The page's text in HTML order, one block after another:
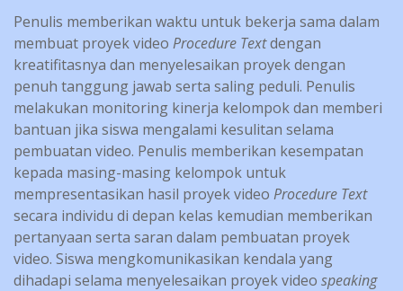
Penulis memberikan waktu untuk bekerja sama dalam
membuat proyek video Procedure Textdengan
kreatifitasnya dan menyelesaikan proyek dengan
penuh tanggung jawab serta saling peduli. Penulis
melakukan monitoring kinerja kelompok dan memberi
bantuan jika siswa mengalami kesulitan selama
pembuatan video. Penulis memberikan kesempatan
kepada masing-masing kelompok untuk
mempresentasikan hasil proyek video Procedure Text
secara individu di depan kelas kemudian memberikan
pertanyaan serta saran dalam pembuatan proyek
video. Siswa mengkomunikasikan kendala yang
dihadapi selama menyelesaikan proyek video speaking